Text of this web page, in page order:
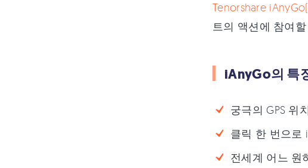
Tenorshare
트의 액션에 참여
iAnyGo의 특
궁극의 GPS 위
클릭 한 번으로
전세계 어느 원